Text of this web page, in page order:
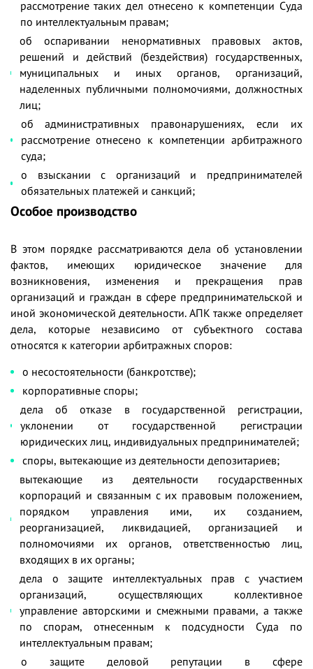
рассмотрение таких дел отнесено к компетенции Суда
по интеллектуальным правам;
об оспаривании ненормативных правовых актов,
решений и действий (бездействия) государственных,
муниципальных и иных органов, организаций,
наделенных публичными полномочиями, должностных
лиц;
об административных правонарушениях, если их
рассмотрение отнесено к компетенции арбитражного
суда;
о взыскании с организаций и предпринимателей
обязательных платежей и санкций;
Особое производство
В этом порядке рассматриваются дела об установлении
фактов, имеющих юридическое значение для
возникновения, изменения и прекращения прав
организаций и граждан в сфере предпринимательской и
иной экономической деятельности. АПК также определяет
дела, которые независимо от субъектного состава
относятся к категории арбитражных споров:
о несостоятельности (банкротстве);
корпоративные споры;
дела об отказе в государственной регистрации,
уклонении от государственной регистрации
юридических лиц, индивидуальных предпринимателей;
споры, вытекающие из деятельности депозитариев;
вытекающие из деятельности государственных
корпораций и связанным с их правовым положением,
порядком управления ими, их созданием,
реорганизацией, ликвидацией, организацией и
полномочиями их органов, ответственностью лиц,
входящих в их органы;
дела о защите интеллектуальных прав с участием
организаций, осуществляющих коллективное
управление авторскими и смежными правами, а также
по спорам, отнесенным к подсудности Суда по
интеллектуальным правам;
о защите деловой репутации в сфере